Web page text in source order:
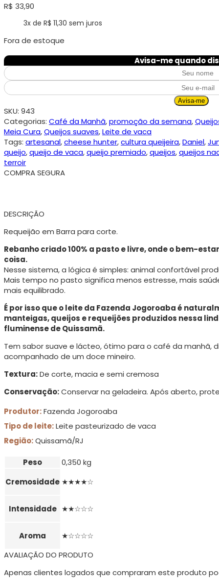
R$ 33,90
3x de R$ 11,30 sem juros
Fora de estoque
Avisa-me quando
Avisa-me
SKU: 943
Categorias: Café da Manhã,promoção da semana,
Meia Cura,Queijos suaves,Leite de vaca
Tags: artesanal,cheese hunter,cultura queijeira,Daniel,
queijo,queijo de vaca,queijo premiado,queijos,queijos
terroir
COMPRA SEGURA
DESCRIÇÃO
Requeijão em Barra para corte.
Rebanho criado 100% a pasto e livre, onde o bem-
coisa.
Nesse sistema, a lógica é simples: animal confortável
Mais tempo no pasto significa menos estresse, mais
mais equilibrado.
É por isso que o leite da Fazenda Jogoroaba é
manteigas, queijos e requeijões produzidos nessa
fluminense de Quissamã.
Tem sabor suave e lácteo, ótimo para o café da manhã,
acompanhado de um doce mineiro.
Textura:De corte, macia e semi cremosa
Conservação:Conservar na geladeira. Após aberto,
Produtor:Fazenda Jogoroaba
Tipo de leite:Leite pasteurizado de vaca
Região:Quissamã/RJ
Peso
0,350 kg
Cremosidade ★★★★☆
Intensidade ★★☆☆☆
Aroma
★☆☆☆☆
AVALIAÇÃO DO PRODUTO
Apenas clientes logados que compraram este produto